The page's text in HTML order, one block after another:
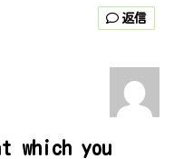
返信
which you